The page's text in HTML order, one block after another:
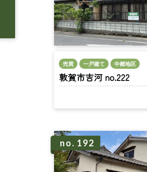
売買 一戸建て 中郷地区
敦賀市吉河 no.222
no. 192